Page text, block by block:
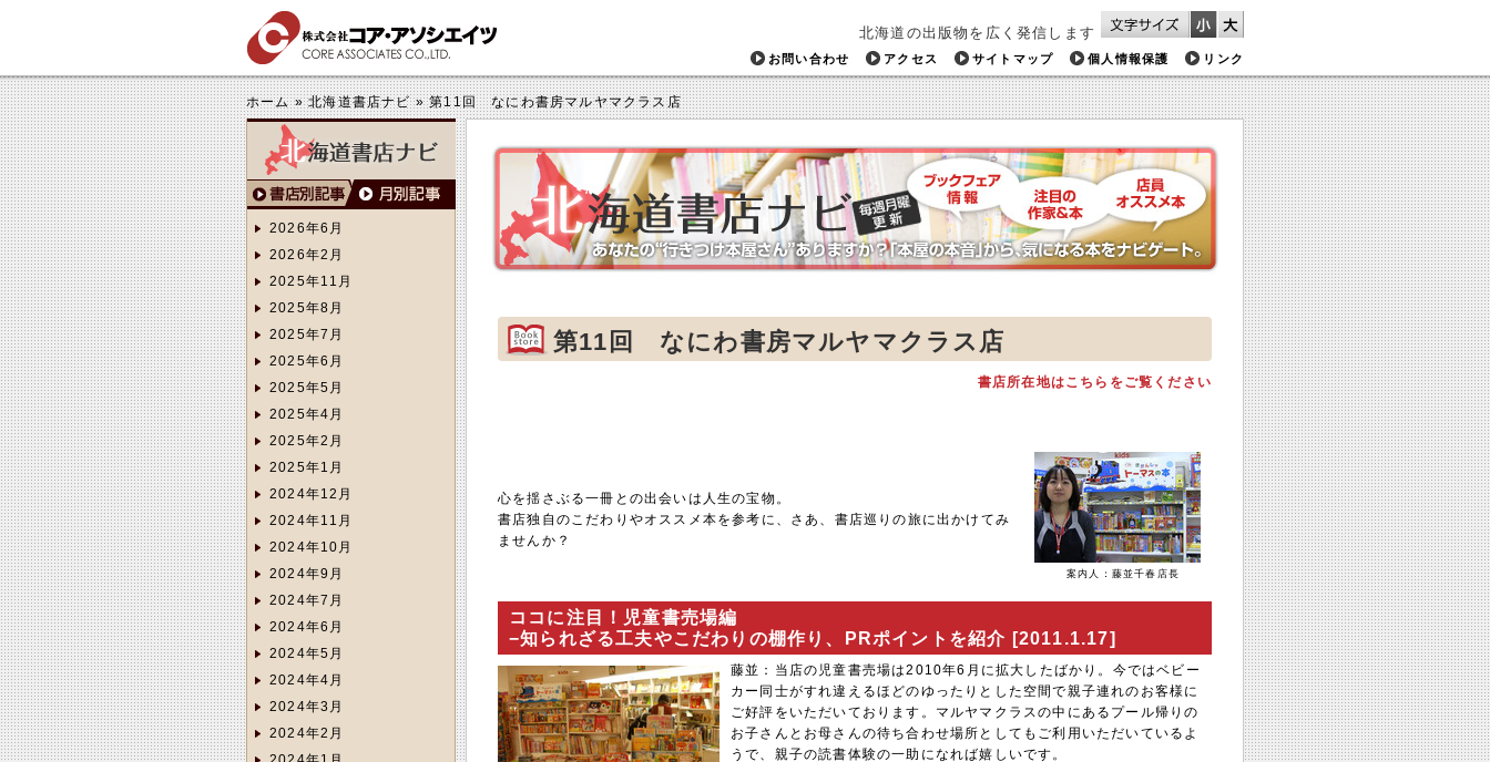
北海道の出版物を広く発信します
お問い合わせ アクセス サイトマップ 個人情報保護 リンク
ホーム»北海道書店ナビ»第11回 なにわ書房マルヤマクラス店
第11回 なにわ書房マルヤマクラス店
書店所在地はこちらをご覧ください
案内人：藤並千春店長
心を揺さぶる一冊との出会いは人生の宝物。
書店独自のこだわりやオススメ本を参考に、さあ、書店巡りの旅に出かけてみ
ませんか？
ココに注目！児童書売場編
−知られざる工夫やこだわりの棚作り、PRポイントを紹介 [2011.1.17]
藤並：当店の児童書売場は2010年6月に拡大したばかり。今ではベビー
カー同士がすれ違えるほどのゆったりとした空間で親子連れのお客様に
ご好評をいただいております。マルヤマクラスの中にあるプール帰りの
お子さんとお母さんの待ち合わせ場所としてもご利用いただいているよ
うで、親子の読書体験の一助になれば嬉しいです。
2026年6月
2026年2月
2025年11月
2025年8月
2025年7月
2025年6月
2025年5月
2025年4月
2025年2月
2025年1月
2024年12月
2024年11月
2024年10月
2024年9月
2024年7月
2024年6月
2024年5月
2024年4月
2024年3月
2024年2月